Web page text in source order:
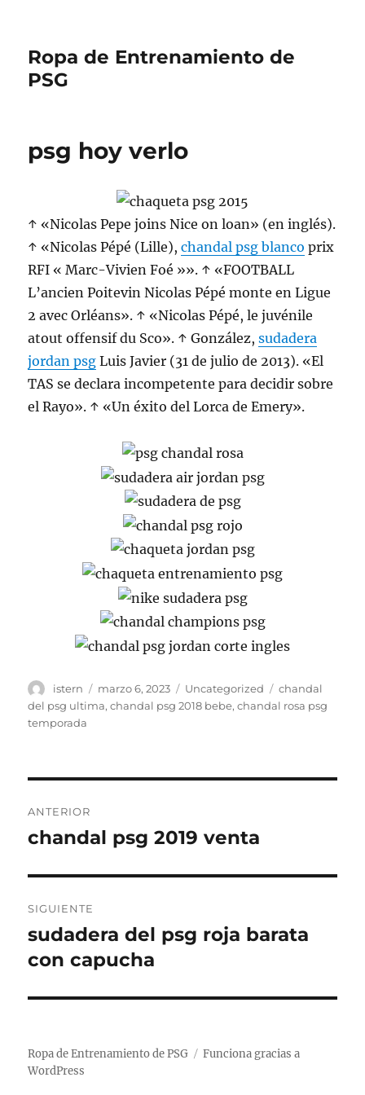
Ropa de Entrenamiento de
PSG
psg hoy verlo
↑ «Nicolas Pepe joins Nice on loan» (en inglés).
↑ «Nicolas Pépé (Lille),chandal psg blanco prix
RFI « Marc-Vivien Foé »». ↑ «FOOTBALL
L’ancien Poitevin Nicolas Pépé monte en Ligue
2 avec Orléans». ↑ «Nicolas Pépé, le juvénile
atout offensif du Sco». ↑ González,sudadera
jordan psg Luis Javier (31 de julio de 2013). «El
TAS se declara incompetente para decidir sobre
el Rayo». ↑ «Un éxito del Lorca de Emery».
Autor
istern
Publicado
el
marzo 6, 2023 Categorías
Uncategorized Etiquetas
chandal
del psg ultima,chandal psg 2018 bebe,chandal rosa psg
temporada
de
ANTERIOR
Entrada
chandal psg 2019 venta
SIGUIENTE
Entrada
siguiente:
sudadera del psg roja barata
con capucha
Ropa de Entrenamiento de PSG
Funciona gracias a
WordPress